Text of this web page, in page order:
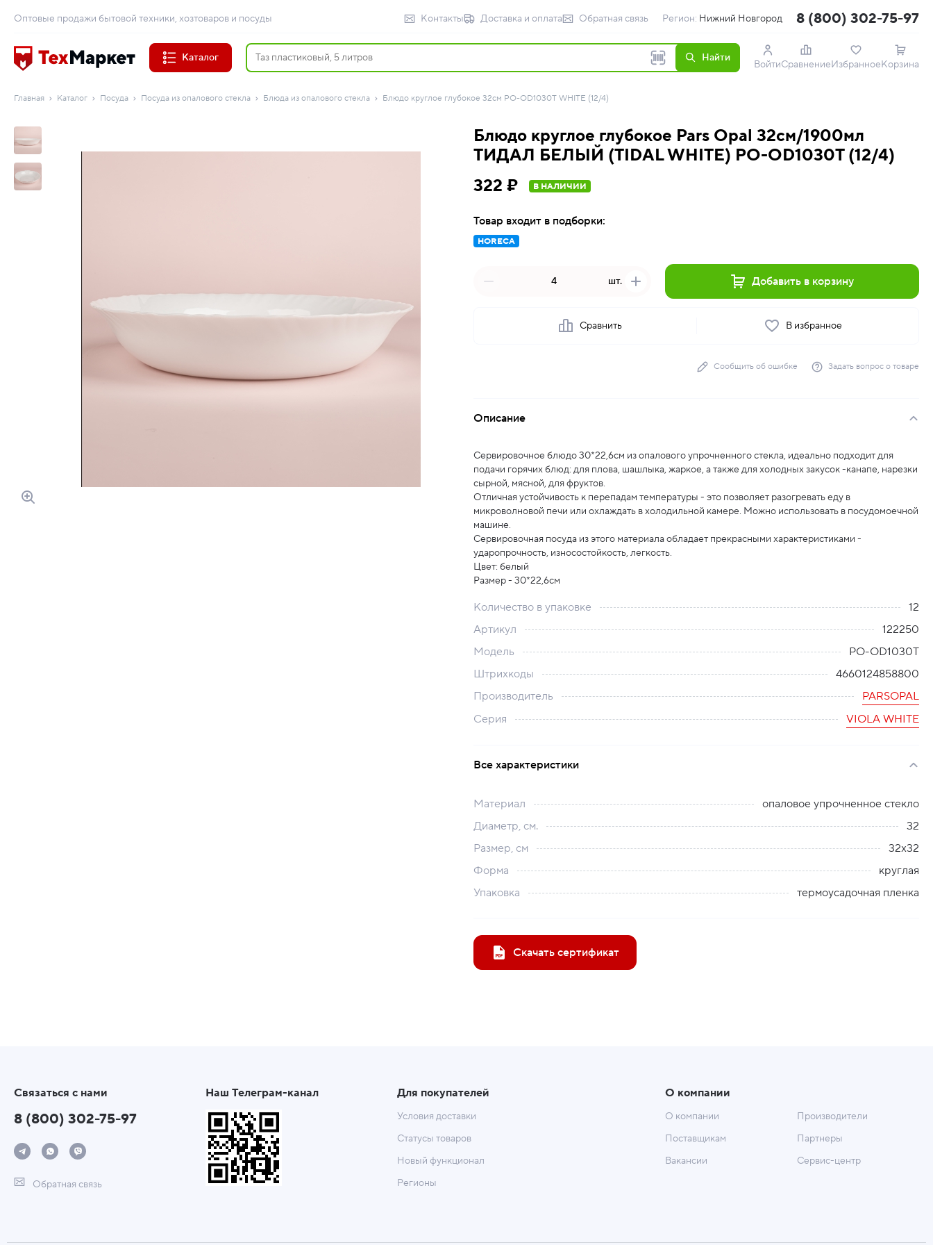
Оптовые продажи бытовой техники, хозтоваров и посуды Контакты Доставка и оплата Обратная связь Регион: Нижний Новгород 8 (800) 302-75-97
Каталог Найти
ВойтиСравнениеИзбранноеКорзина
Главная Каталог Посуда Посуда из опалового стекла Блюда из опалового стекла Блюдо круглое глубокое 32см PO-OD1030T WHITE (12/4)
Блюдо круглое глубокое Pars Opal 32см/1900мл
ТИДАЛ БЕЛЫЙ (TIDAL WHITE) PO-OD1030T (12/4)
322 ₽
В НАЛИЧИИ
Товар входит в подборки:
HORECA
шт. Добавить в корзину
Сравнить В избранное
Сообщить об ошибке Задать вопрос о товаре
Описание
Сервировочное блюдо 30*22,6см из опалового упрочненного стекла, идеально подходит для
подачи горячих блюд: для плова, шашлыка, жаркое, а также для холодных закусок -канапе, нарезки
сырной, мясной, для фруктов.
Отличная устойчивость к перепадам температуры - это позволяет разогревать еду в
микроволновой печи или охлаждать в холодильной камере. Можно использовать в посудомоечной
машине.
Сервировочная посуда из этого материала обладает прекрасными характеристиками -
ударопрочность, износостойкость, легкость.
Цвет: белый
Размер - 30*22,6см
Количество в упаковке
12
Артикул
122250
Модель
PO-OD1030T
Штрихкоды
4660124858800
Производитель
PARSOPAL
Серия
VIOLA WHITE
Все характеристики
Материал
опаловое упрочненное стекло
Диаметр, см.
32
Размер, см
32х32
Форма
круглая
Упаковка
термоусадочная пленка
Скачать сертификат
Связаться с нами
8 (800) 302-75-97
Обратная связь
Наш Телеграм-канал Для покупателей
Условия доставки
Статусы товаров
Новый функционал
Регионы
О компании
О компании
Поставщикам
Вакансии
Производители
Партнеры
Сервис-центр